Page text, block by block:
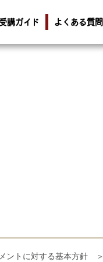
講ガイド よくある質問
ントに対する基本方針